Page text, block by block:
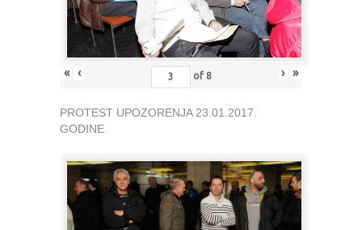
« ‹ of 8 › »
PROTEST UPOZORENJA 23.01.2017.
GODINE